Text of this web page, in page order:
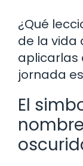
¿Qué
de la vida
aplicarlas
jornada
El